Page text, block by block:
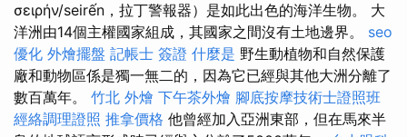
σειρήν/seirến，拉丁警報器）是如此出色的海洋生物。 大
洋洲由14個主權國家組成，其國家之間沒有土地邊界。 seo
優化 外燴擺盤 記帳士 簽證 什麼是 野生動植物和自然保護
廠和動物區係是獨一無二的，因為它已經與其他大洲分離了
數百萬年。 竹北 外燴 下午茶外燴 腳底按摩技術士證照班
經絡調理證照 推拿價格 他曾經加入亞洲東部，但在馬來半